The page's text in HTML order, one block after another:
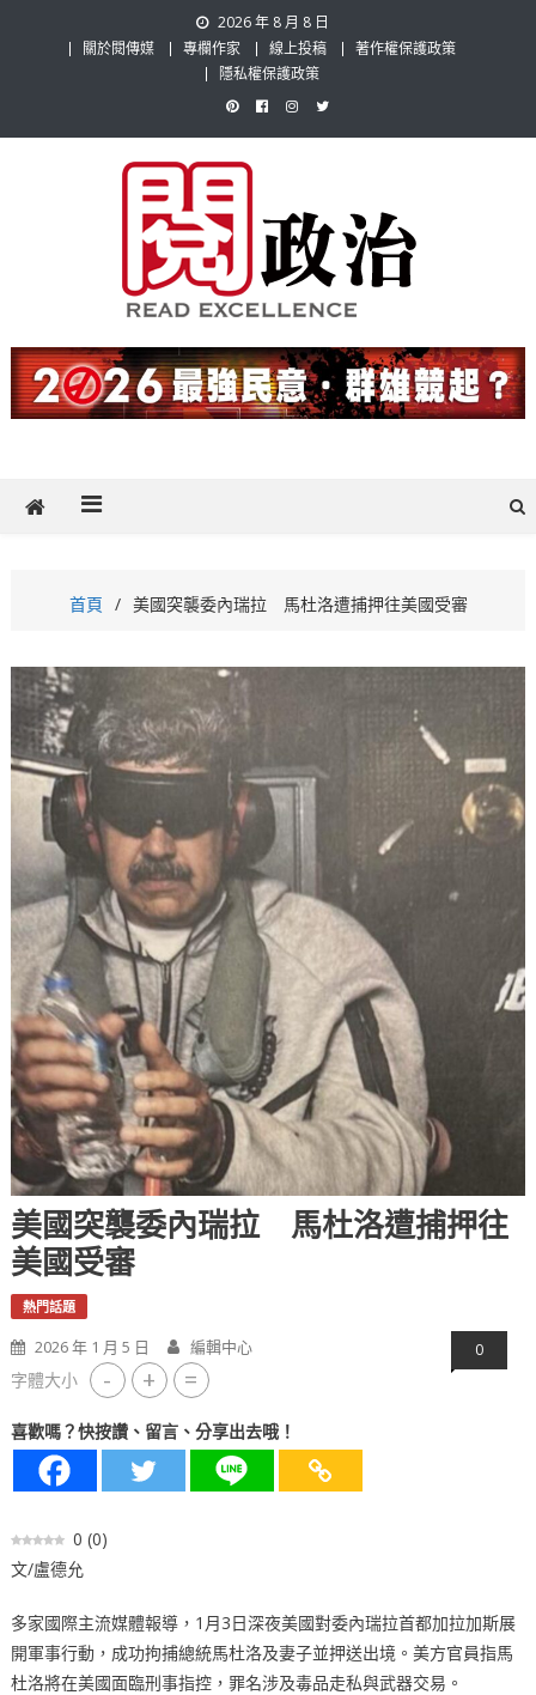
2026 年 8 月 8 日
關於閱傳媒
專欄作家 線上投稿
著作權保護政策
隱私權保護政策
閱政治 Read Gov News
題，也要專業評論，閱政治與多元的政治評論家與專欄作家邀稿合作，
讓讀者有最多元和專業的選擇。
首頁 美國突襲委內瑞拉 馬杜洛遭捕押往美國受審
美國突襲委內瑞拉 馬杜洛遭捕押往
美國受審
熱門話題
2026 年 1 月 5 日 編輯中心 0
字體大小 - + =
喜歡嗎？快按讚、留言、分享出去哦！
0 (0)
文/盧德允
多家國際主流媒體報導，1月3日深夜美國對委內瑞拉首都加拉加斯展
開軍事行動，成功拘捕總統馬杜洛及妻子並押送出境。美方官員指馬
杜洛將在美國面臨刑事指控，罪名涉及毒品走私與武器交易。